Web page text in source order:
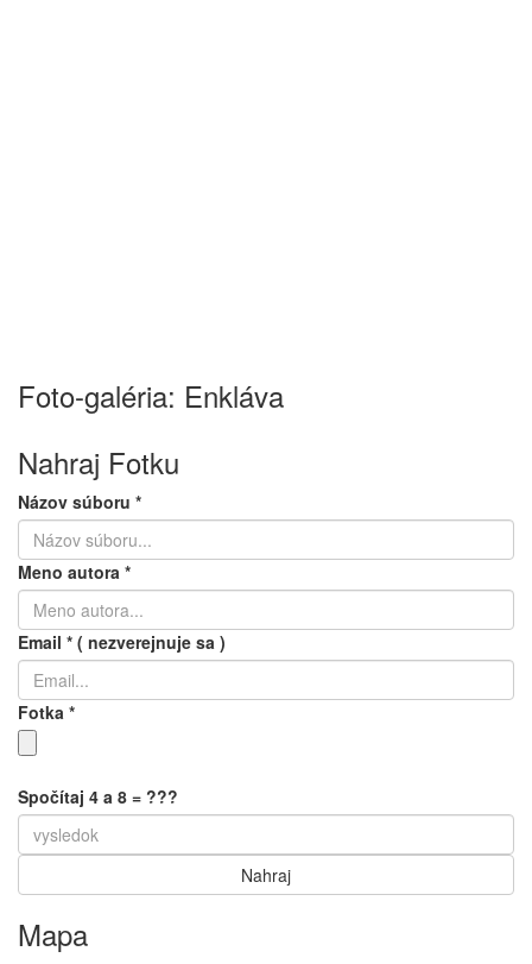
Foto-galéria: Enkláva
Nahraj Fotku
Názov súboru *
Meno autora *
Email * ( nezverejnuje sa )
Fotka *
Spočítaj 4 a 8 = ???
Mapa